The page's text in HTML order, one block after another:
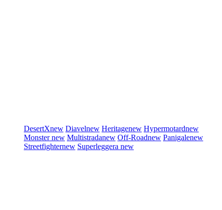
DesertXnew Diavelnew Heritagenew Hypermotardnew
Monsternew Multistradanew Off-Roadnew Panigalenew
Streetfighternew Superleggera new